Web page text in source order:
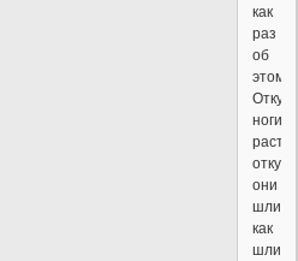
как
раз
об
этом.
ноги
откуда
они
шли,
как
шли